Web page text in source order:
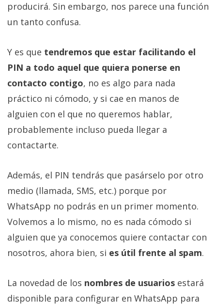
producirá. Sin embargo, nos parece una función
un tanto confusa.
Y es que tendremos que estar facilitando el
PIN a todo aquel que quiera ponerse en
contacto contigo, no es algo para nada
práctico ni cómodo, y si cae en manos de
alguien con el que no queremos hablar,
probablemente incluso pueda llegar a
contactarte.
Además, el PIN tendrás que pasárselo por otro
medio (llamada, SMS, etc.) porque por
WhatsApp no podrás en un primer momento.
Volvemos a lo mismo, no es nada cómodo si
alguien que ya conocemos quiere contactar con
nosotros, ahora bien, si es útil frente al spam.
La novedad de los nombres de usuarios estará
disponible para configurar en WhatsApp para